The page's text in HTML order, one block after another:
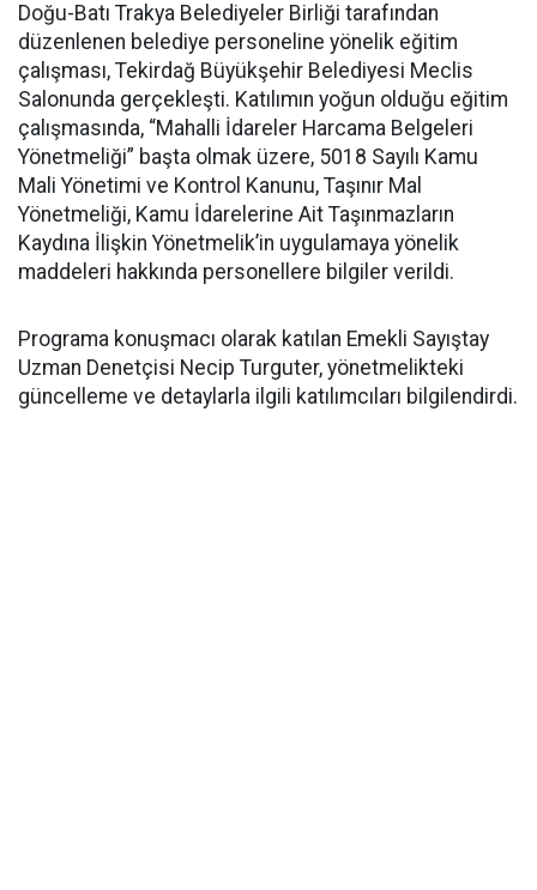
Doğu-Batı Trakya Belediyeler Birliği tarafından
düzenlenen belediye personeline yönelik eğitim
çalışması, Tekirdağ Büyükşehir Belediyesi Meclis
Salonunda gerçekleşti. Katılımın yoğun olduğu eğitim
çalışmasında, “Mahalli İdareler Harcama Belgeleri
Yönetmeliği” başta olmak üzere, 5018 Sayılı Kamu
Mali Yönetimi ve Kontrol Kanunu, Taşınır Mal
Yönetmeliği, Kamu İdarelerine Ait Taşınmazların
Kaydına İlişkin Yönetmelik’in uygulamaya yönelik
maddeleri hakkında personellere bilgiler verildi.
Programa konuşmacı olarak katılan Emekli Sayıştay
Uzman Denetçisi Necip Turguter, yönetmelikteki
güncelleme ve detaylarla ilgili katılımcıları bilgilendirdi.